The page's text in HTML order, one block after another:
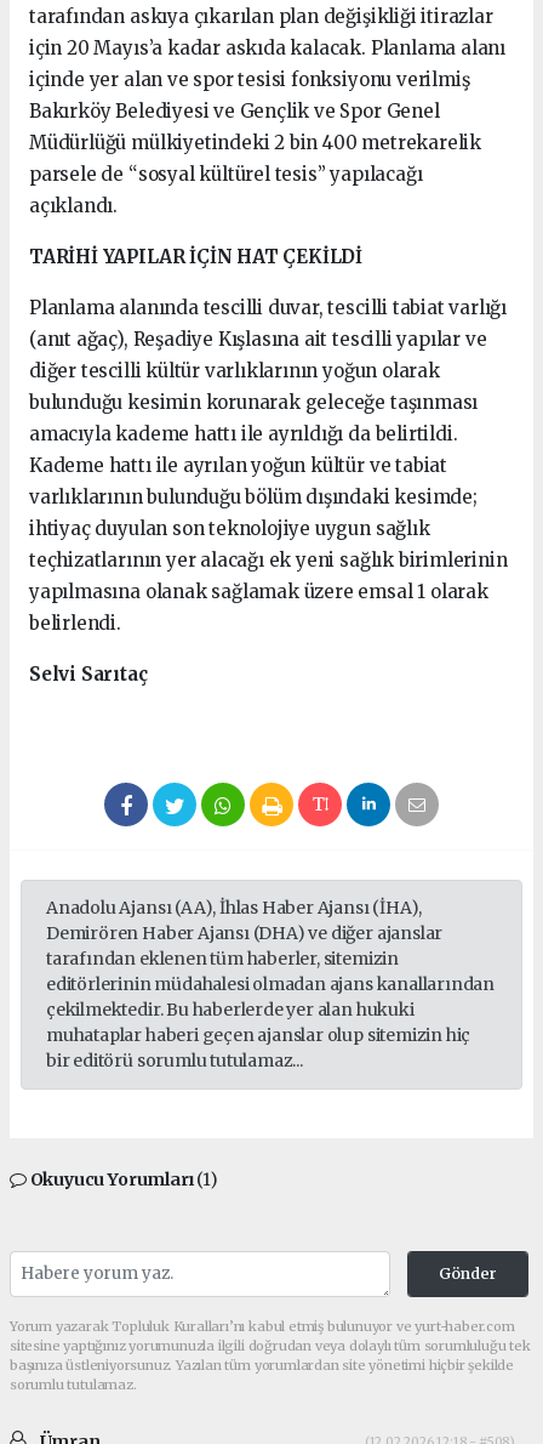
tarafından askıya çıkarılan plan değişikliği itirazlar
için 20 Mayıs’a kadar askıda kalacak. Planlama alanı
içinde yer alan ve spor tesisi fonksiyonu verilmiş
Bakırköy Belediyesi ve Gençlik ve Spor Genel
Müdürlüğü mülkiyetindeki 2 bin 400 metrekarelik
parsele de “sosyal kültürel tesis” yapılacağı
açıklandı.
TARİHİ YAPILAR İÇİN HAT ÇEKİLDİ
Planlama alanında tescilli duvar, tescilli tabiat varlığı
(anıt ağaç), Reşadiye Kışlasına ait tescilli yapılar ve
diğer tescilli kültür varlıklarının yoğun olarak
bulunduğu kesimin korunarak geleceğe taşınması
amacıyla kademe hattı ile ayrıldığı da belirtildi.
Kademe hattı ile ayrılan yoğun kültür ve tabiat
varlıklarının bulunduğu bölüm dışındaki kesimde;
ihtiyaç duyulan son teknolojiye uygun sağlık
teçhizatlarının yer alacağı ek yeni sağlık birimlerinin
yapılmasına olanak sağlamak üzere emsal 1 olarak
belirlendi.
Selvi Sarıtaç
Anadolu Ajansı (AA), İhlas Haber Ajansı (İHA),
Demirören Haber Ajansı (DHA) ve diğer ajanslar
tarafından eklenen tüm haberler, sitemizin
editörlerinin müdahalesi olmadan ajans kanallarından
çekilmektedir. Bu haberlerde yer alan hukuki
muhataplar haberi geçen ajanslar olup sitemizin hiç
bir editörü sorumlu tutulamaz...
Okuyucu Yorumları(1)
Gönder
Yorum yazarak Topluluk Kuralları’nı kabul etmiş bulunuyor ve yurt-haber.com
sitesine yaptığınız yorumunuzla ilgili doğrudan veya dolaylı tüm sorumluluğu tek
başınıza üstleniyorsunuz. Yazılan tüm yorumlardan site yönetimi hiçbir şekilde
sorumlu tutulamaz.